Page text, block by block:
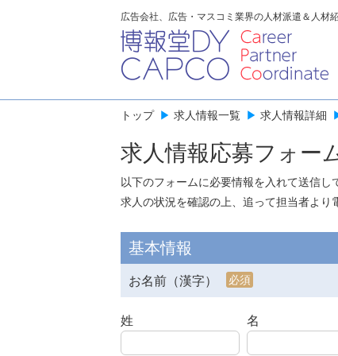
広告会社、広告・マスコミ業界の人材派遣＆人材
トップ ▶ 求人情報一覧 ▶ 求人情報詳細
求人情報応募フォー
以下のフォームに必要情報を入れて送信し
求人の状況を確認の上、追って担当者より
基本情報
お名前（漢字） 必須
姓 名